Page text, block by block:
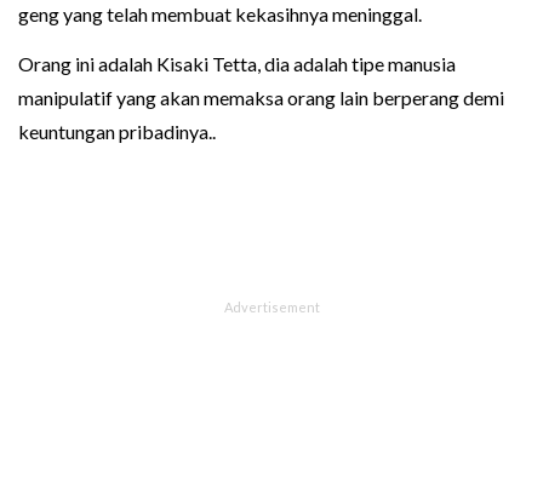
geng yang telah membuat kekasihnya meninggal.
Orang ini adalah Kisaki Tetta, dia adalah tipe manusia
manipulatif yang akan memaksa orang lain berperang demi
keuntungan pribadinya..